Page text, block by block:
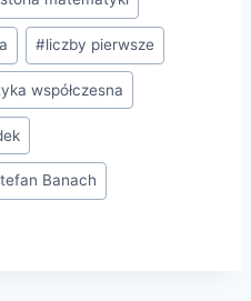
#liczby pierwsze
współczesna
Banach